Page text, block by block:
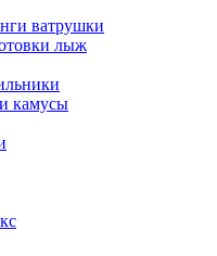
ватрушки
лыж
камусы